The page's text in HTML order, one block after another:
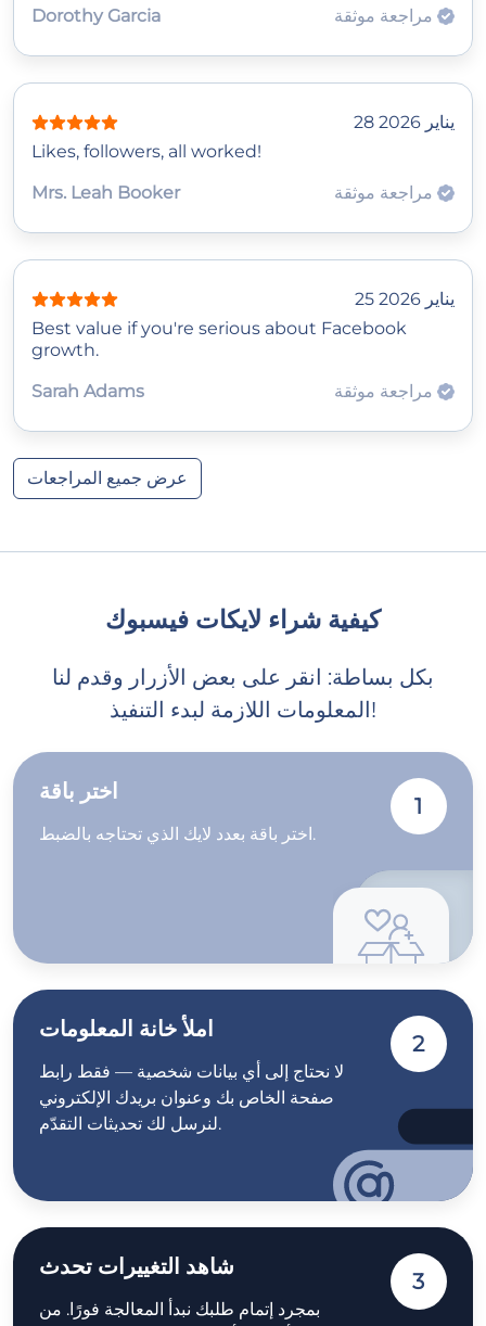
Dorothy Garcia
28 يناير 2026
Likes, followers, all worked!
Mrs. Leah Booker
25 يناير 2026
Best value if you're serious about Facebook
growth.
Sarah Adams
عرض جميع المراجعات
كيفية شراء لايكات فيسبوك
بكل بساطة: انقر على بعض الأزرار وقدم لنا
المعلومات اللازمة لبدء التنفيذ!
اختر باقة
اختر باقة بعدد لايك الذي تحتاجه بالضبط.
1
املأ خانة المعلومات
لا نحتاج إلى أي بيانات شخصية — فقط رابط
صفحة الخاص بك وعنوان بريدك الإلكتروني
لنرسل لك تحديثات التقدّم.
2
شاهد التغييرات تحدث
بمجرد إتمام طلبك نبدأ المعالجة فورًا. من
3